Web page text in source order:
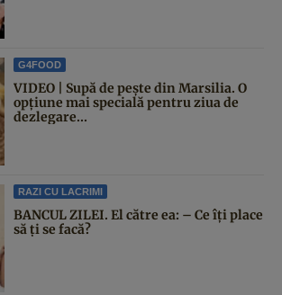
G4FOOD
VIDEO | Supă de pește din Marsilia. O
opțiune mai specială pentru ziua de
dezlegare...
RAZI CU LACRIMI
BANCUL ZILEI. El către ea: – Ce îți place
să ți se facă?